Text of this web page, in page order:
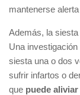
mantenerse
Además, la
Una
siesta una o dos
sufrir infartos o
que puede